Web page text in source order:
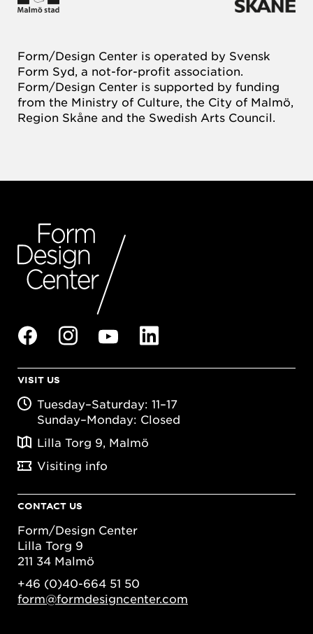
Form/Design Center is operated by Svensk
Form Syd, a not-for-profit association.
Form/Design Center is supported by funding
from the Ministry of Culture, the City of Malmö,
Region Skåne and the Swedish Arts Council.
VISIT US
Tuesday–Saturday: 11–17
Sunday–Monday: Closed
Lilla Torg 9, Malmö
Visiting info
CONTACT US
Form/Design Center
Lilla Torg 9
211 34 Malmö
+46 (0)40-664 51 50
form@formdesigncenter.com